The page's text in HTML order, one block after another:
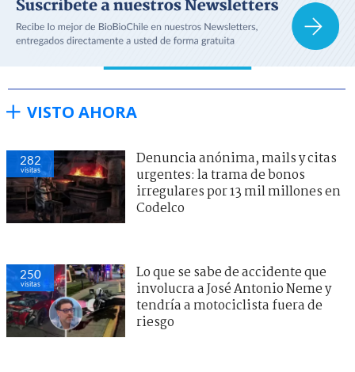
VISTO AHORA
282
visitas
Denuncia anónima, mails y citas
urgentes: la trama de bonos
irregulares por 13 mil millones en
Codelco
250
visitas
Lo que se sabe de accidente que
involucra a José Antonio Neme y
tendría a motociclista fuera de
riesgo